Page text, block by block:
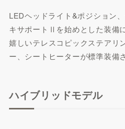
LEDヘッドライト&ポジション
キサポートⅡを始めとした装備
嬉しいテレスコピックステアリ
ー、シートヒーターが標準装備
ハイブリッドモデル